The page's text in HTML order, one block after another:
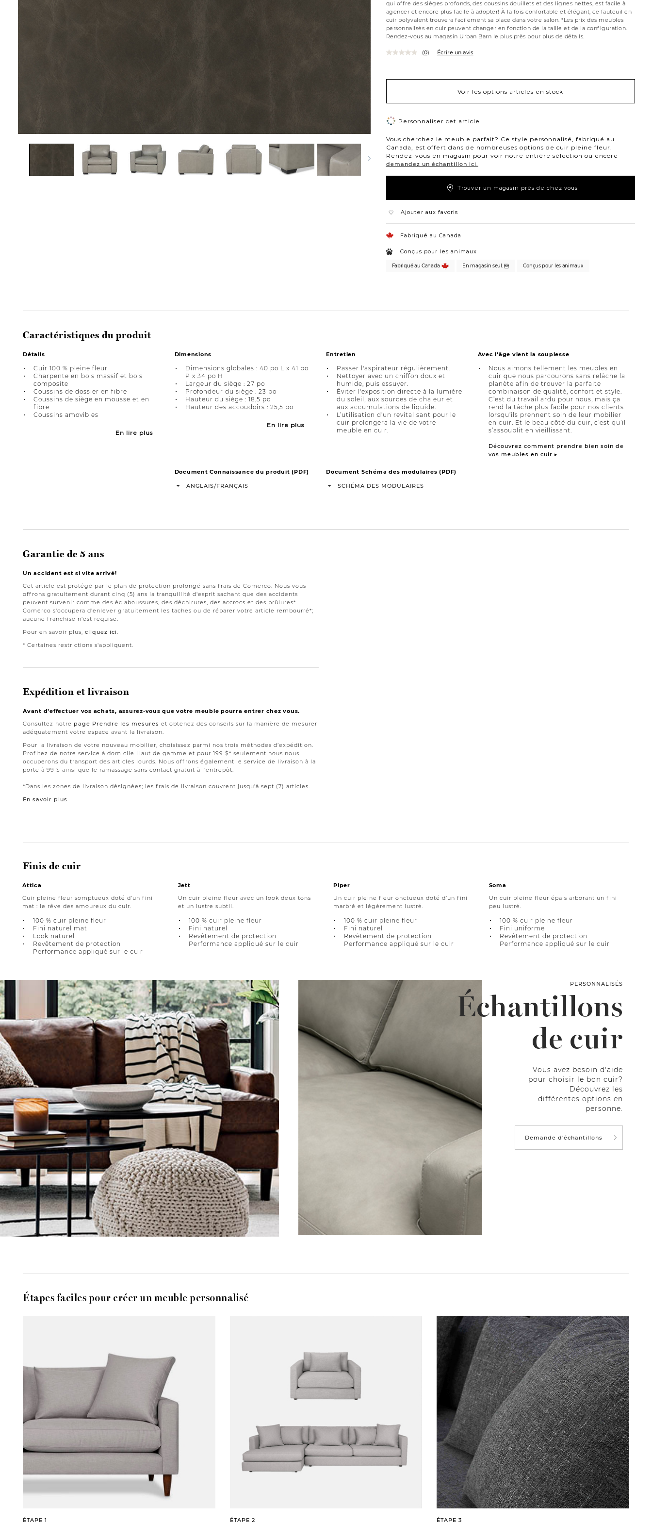
qui offre des sièges profonds, des coussins douillets et des lignes nettes, est facile à
agencer et encore plus facile à adopter! À la fois confortable et élégant, ce fauteuil en
cuir polyvalent trouvera facilement sa place dans votre salon. *Les prix des meubles
personnalisés en cuir peuvent changer en fonction de la taille et de la configuration.
Rendez-vous au magasin Urban Barn le plus près pour plus de détails.
(0) Écrire un avis
Voir les options articles en stock
Personnaliser cet article
Vous cherchez le meuble parfait? Ce style personnalisé, fabriqué au
Canada, est offert dans de nombreuses options de cuir pleine fleur.
Rendez-vous en magasin pour voir notre entière sélection ou encore
demandez un échantillon ici.
Trouver un magasin près de chez vous
Ajouter aux favoris
Fabriqué au Canada
Conçus pour les animaux
Fabriqué au Canada En magasin seul. Conçus pour les animaux
Caractéristiques du produit
Détails
Cuir 100 % pleine fleur
Charpente en bois massif et bois
composite
Coussins de dossier en fibre
Coussins de siège en mousse et en
fibre
Coussins amovibles
En lire plus
Dimensions
Dimensions globales : 40 po L x 41 po
P x 34 po H
Largeur du siège : 27 po
Profondeur du siège : 23 po
Hauteur du siège : 18,5 po
Hauteur des accoudoirs : 25,5 po
En lire plus
Entretien
Passer l'aspirateur régulièrement.
Nettoyer avec un chiffon doux et
humide, puis essuyer.
Éviter l'exposition directe à la lumière
du soleil, aux sources de chaleur et
aux accumulations de liquide.
L’utilisation d’un revitalisant pour le
cuir prolongera la vie de votre
meuble en cuir.
Avec l’âge vient la souplesse
Nous aimons tellement les meubles en
cuir que nous parcourons sans relâche la
planète afin de trouver la parfaite
combinaison de qualité, confort et style.
C’est du travail ardu pour nous, mais ça
rend la tâche plus facile pour nos clients
lorsqu’ils prennent soin de leur mobilier
en cuir. Et le beau côté du cuir, c’est qu’il
s’assouplit en vieillissant.
Découvrez comment prendre bien soin de
vos meubles en cuir ▸
Document Connaissance du produit (PDF)
ANGLAIS/FRANÇAIS
Document Schéma des modulaires (PDF)
SCHÉMA DES MODULAIRES
Garantie de 5 ans
Un accident est si vite arrivé!
Cet article est protégé par le plan de protection prolongé sans frais de Comerco. Nous vous
offrons gratuitement durant cinq (5) ans la tranquillité d'esprit sachant que des accidents
peuvent survenir comme des éclaboussures, des déchirures, des accrocs et des brûlures*.
Comerco s'occupera d'enlever gratuitement les taches ou de réparer votre article rembourré*;
aucune franchise n'est requise.
Pour en savoir plus, cliquez ici.
* Certaines restrictions s'appliquent.
Expédition et livraison
Avant d’effectuer vos achats, assurez-vous que votre meuble pourra entrer chez vous.
Consultez notre page Prendre les mesures et obtenez des conseils sur la manière de mesurer
adéquatement votre espace avant la livraison.
Pour la livraison de votre nouveau mobilier, choisissez parmi nos trois méthodes d’expédition.
Profitez de notre service à domicile Haut de gamme et pour 199 $* seulement nous nous
occuperons du transport des articles lourds. Nous offrons également le service de livraison à la
porte à 99 $ ainsi que le ramassage sans contact gratuit à l’entrepôt.
*Dans les zones de livraison désignées; les frais de livraison couvrent jusqu’à sept (7) articles.
En savoir plus
Finis de cuir
Attica
Cuir pleine fleur somptueux doté d’un fini
mat : le rêve des amoureux du cuir.
100 % cuir pleine fleur
Fini naturel mat
Look naturel
Revêtement de protection
Performance appliqué sur le cuir
Jett
Un cuir pleine fleur avec un look deux tons
et un lustre subtil.
100 % cuir pleine fleur
Fini naturel
Revêtement de protection
Performance appliqué sur le cuir
Piper
Un cuir pleine fleur onctueux doté d’un fini
marbré et légèrement lustré.
100 % cuir pleine fleur
Fini naturel
Revêtement de protection
Performance appliqué sur le cuir
Soma
Un cuir pleine fleur épais arborant un fini
peu lustré.
100 % cuir pleine fleur
Fini uniforme
Revêtement de protection
Performance appliqué sur le cuir
PERSONNALISÉS
Échantillons
de cuir
Vous avez besoin d'aide
pour choisir le bon cuir?
Découvrez les
différentes options en
personne.
Demande d'échantillons
Étapes faciles pour créer un meuble personnalisé
ÉTAPE 1 ÉTAPE 2 ÉTAPE 3